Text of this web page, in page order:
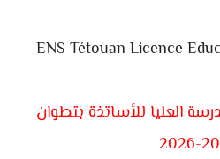
ENS Tétouan Licence
العليا للأساتذة بتطوان